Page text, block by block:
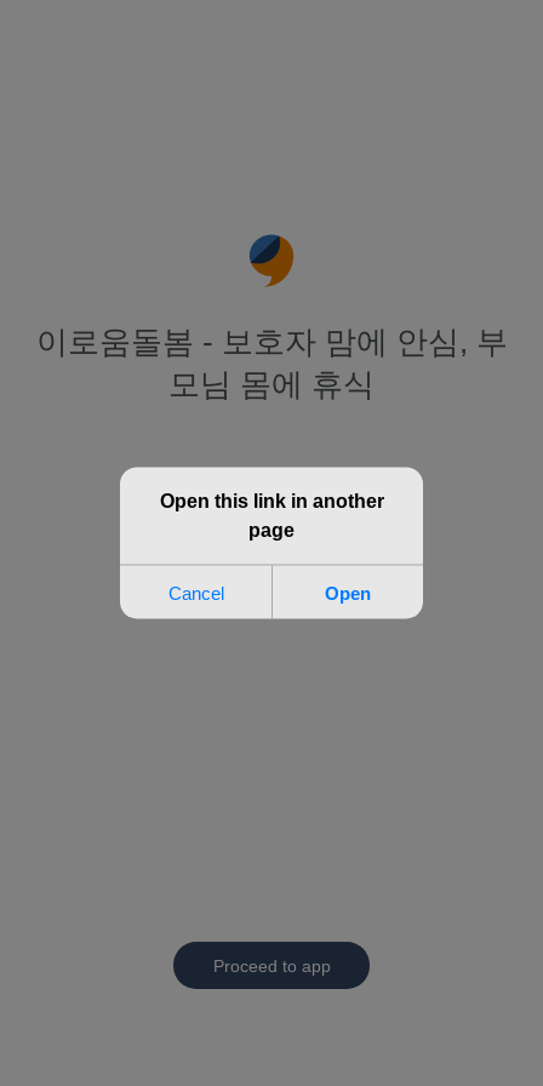
이로움돌봄 - 보호자 맘에 안심, 부
모님 몸에 휴식
Proceed to app